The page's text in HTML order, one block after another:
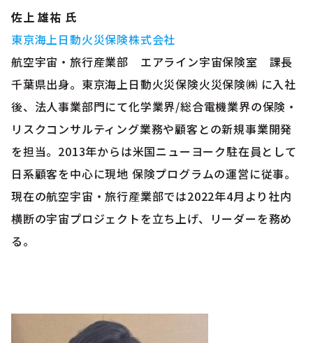
佐上 雄祐 氏
東京海上日動火災保険株式会社
航空宇宙・旅行産業部 エアライン宇宙保険室 課長
千葉県出身。東京海上日動火災保険火災保険㈱ に入社
後、法人事業部門にて化学業界/総合電機業界の保険・
リスクコンサルティング業務や顧客との新規事業開発
を担当。2013年からは米国ニューヨーク駐在員として
日系顧客を中心に現地 保険プログラムの運営に従事。
現在の航空宇宙・旅行産業部では2022年4月より社内
横断の宇宙プロジェクトを立ち上げ、リーダーを務め
る。